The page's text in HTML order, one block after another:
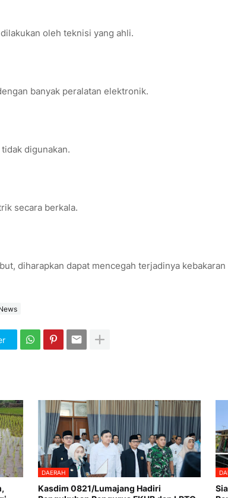
oleh teknisi yang ahli.
banyak peralatan elektronik.
digunakan.
secara berkala.
diharapkan dapat mencegah terjadinya
DAERAH
Kasdim 0821/Lumajang Hadiri